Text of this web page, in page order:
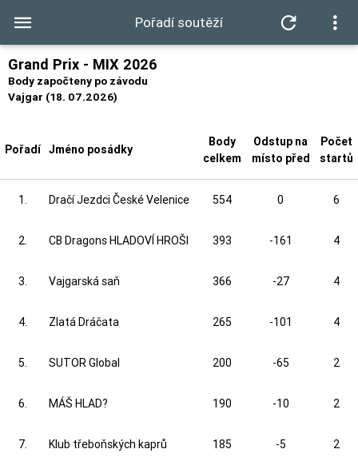
Pořadí soutěží
Grand Prix - MIX 2026
Body započteny po závodu
Vajgar (18. 07.2026)
Pořadí Jméno posádky
Body
celkem
Odstup na
místo před
Počet
startů
1. Dračí Jezdci České Velenice 554 0 6
2. CB Dragons HLADOVÍ HROŠI 393 -161 4
3. Vajgarská saň 366 -27 4
4. Zlatá Dráčata 265 -101 4
5. SUTOR Global 200 -65 2
6. MÁŠ HLAD? 190 -10 2
7. Klub třeboňských kaprů 185 -5 2